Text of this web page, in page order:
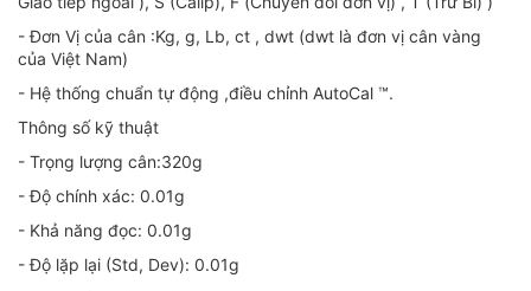
- Đơn Vị của cân :Kg, g, Lb, ct , dwt (dwt là đơn vị cân vàng
của Việt Nam)
- Hệ thống chuẩn tự động ,điều chỉnh AutoCal ™.
Thông số kỹ thuật
- Trọng lượng cân:320g
- Độ chính xác: 0.01g
- Khả năng đọc: 0.01g
- Độ lặp lại (Std, Dev): 0.01g